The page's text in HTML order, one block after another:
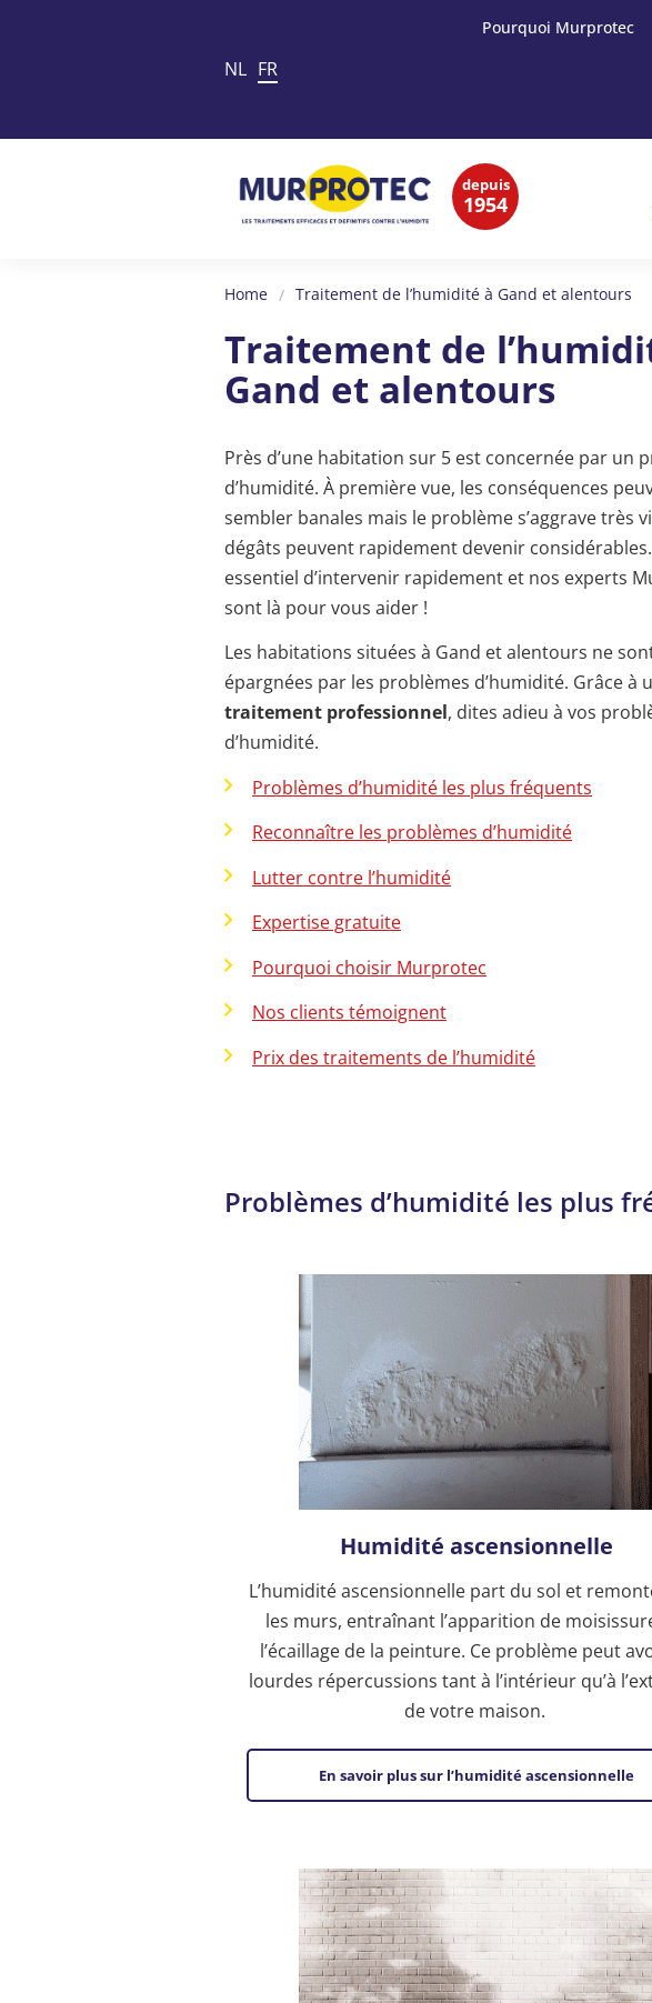
NL FR
Pourquoi Murprotec
depuis
1954
Home Traitement de l’humidité à Gand et alentours
Traitement de
Gand et alentours
Près d’une habitation sur 5 est concernée par un
d’humidité. À première vue, les conséquences
sembler banales mais le problème s’aggrave très
dégâts peuvent rapidement devenir
essentiel d’intervenir rapidement et nos experts
sont là pour vous aider !
Les habitations situées à Gand et alentours ne
épargnées par les problèmes d’humidité. Grâce à
traitement professionnel, dites adieu à vos
d’humidité.
Problèmes d’humidité les plus fréquents
Reconnaître les problèmes d’humidité
Lutter contre l’humidité
Expertise gratuite
Pourquoi choisir Murprotec
Nos clients témoignent
Prix des traitements de l’humidité
Problèmes d’humidité les plus
Humidité ascensionnelle
L’humidité ascensionnelle part du sol et
les murs, entraînant l’apparition de
l’écaillage de la peinture. Ce problème peut
lourdes répercussions tant à l’intérieur qu’à
de votre maison.
En savoir plus sur l’humidité ascensionnelle